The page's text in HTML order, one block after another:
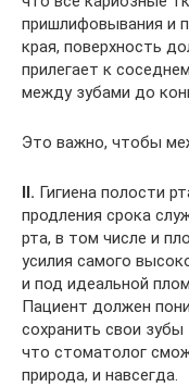
пришлифовывания и
края, поверхность
прилегает к
между зубами до
Это важно, чтобы
II. Гигиена полости
продления срока
рта, в том числе и
усилия самого
и под идеальной
Пациент должен
сохранить свои
что стоматолог
природа, и навсегда.